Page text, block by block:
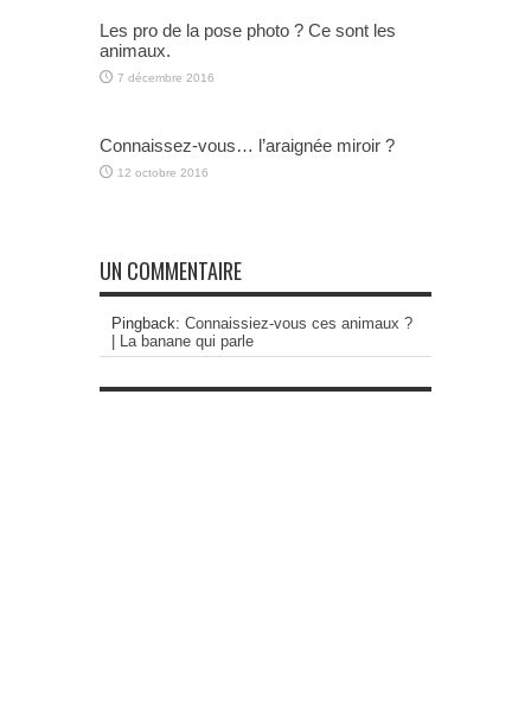
Les pro de la pose photo ? Ce sont les
animaux.
7 décembre 2016
Connaissez-vous… l’araignée miroir ?
12 octobre 2016
UN COMMENTAIRE
Pingback: Connaissiez-vous ces animaux ?
| La banane qui parle